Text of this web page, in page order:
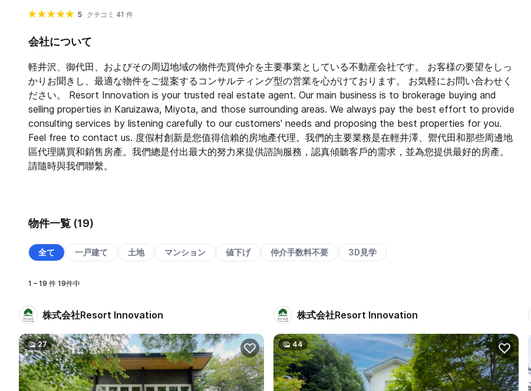
5 クチコミ 41 件
会社について
軽井沢、御代田、およびその周辺地域の物件売買仲介を主要事業としている不動産会社です。 お客様の要望をしっ
かりお聞きし、最適な物件をご提案するコンサルティング型の営業を心がけております。 お気軽にお問い合わせく
ださい。 Resort Innovation is your trusted real estate agent. Our main business is to brokerage buying and
selling properties in Karuizawa, Miyota, and those surrounding areas. We always pay the best effort to provide
consulting services by listening carefully to our customers' needs and proposing the best properties for you.
Feel free to contact us. 度假村創新是您值得信賴的房地產代理。我們的主要業務是在輕井澤、禦代田和那些周邊地
區代理購買和銷售房產。我們總是付出最大的努力來提供諮詢服務，認真傾聽客戶的需求，並為您提供最好的房產。
請隨時與我們聯繫。
物件一覧 (19)
全て 一戸建て 土地 マンション 値下げ 仲介手数料不要 3D見学
1 – 19 件 19件中
株式会社Resort Innovation
27
株式会社Resort Innovation
44